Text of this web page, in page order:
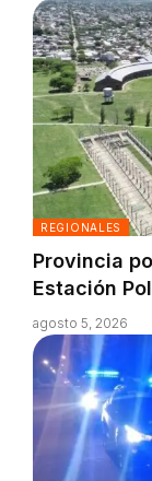
REGIONALES
Provincia
Estación
agosto 5, 2026